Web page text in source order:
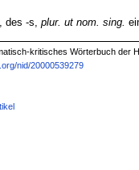
, des -s, plur. ut nom. sing.
kritisches Wörterbuch der
nid/20000539279